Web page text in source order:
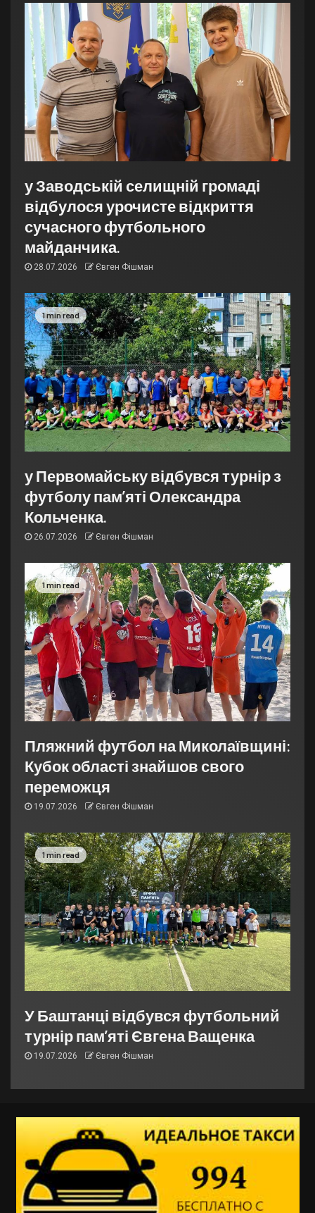
у Заводській селищній громаді
відбулося урочисте відкриття
сучасного футбольного
майданчика.
28.07.2026 Євген Фішман
1 min read
у Первомайську відбувся турнір з
футболу пам’яті Олександра
Кольченка.
26.07.2026 Євген Фішман
1 min read
Пляжний футбол на Миколаївщині:
Кубок області знайшов свого
переможця
19.07.2026 Євген Фішман
1 min read
У Баштанці відбувся футбольний
турнір пам’яті Євгена Ващенка
19.07.2026 Євген Фішман